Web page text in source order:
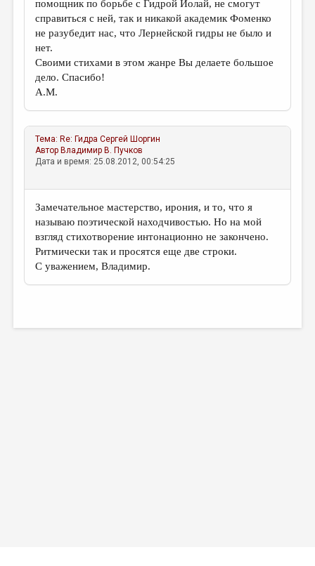
помощник по борьбе с Гидрой Иолай, не смогут
справиться с ней, так и никакой академик Фоменко
не разубедит нас, что Лернейской гидры не было и
нет.
Своими стихами в этом жанре Вы делаете большое
дело. Спасибо!
А.М.
Тема: Re: Гидра Сергей Шоргин
Автор Владимир В. Пучков
Дата и время: 25.08.2012, 00:54:25
Замечательное мастерство, ирония, и то, что я
называю поэтической находчивостью. Но на мой
взгляд стихотворение интонационно не закончено.
Ритмически так и просятся еще две строки.
С уважением, Владимир.